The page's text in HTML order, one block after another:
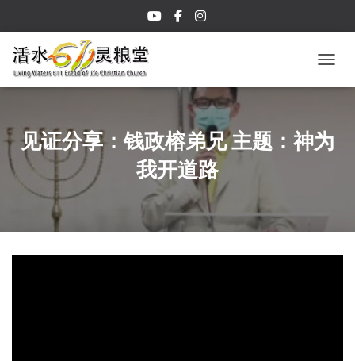
见证分享：钱政榕弟兄 主题：神为
我开道路